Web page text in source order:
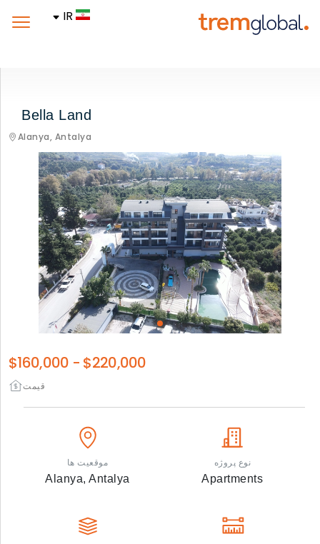
IR
Bella Land
Alanya, Antalya
قیمت
$160,000 - $220,000
نوع پروژه
Apartments
موقعیت ها
Alanya,Antalya